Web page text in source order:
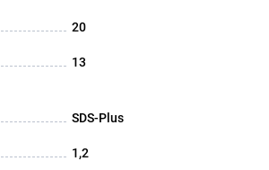
20
13
SDS-Plus
1,2